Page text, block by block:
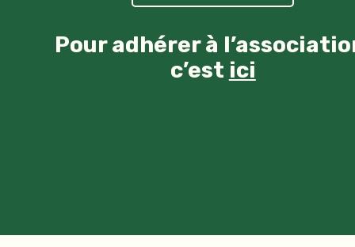
Pour adhérer à
c’est ici